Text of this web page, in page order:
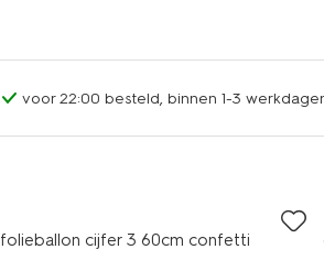
voor 22:00 besteld, binnen 1-3
folieballon cijfer 3 60cm confetti